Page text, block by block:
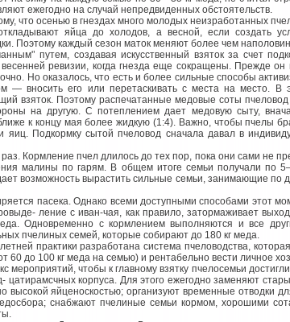
ежегодно на случай непредвиденных обстоятельств.
что осенью в гнездах много молодых неизработанных
яйца до холодов, а весной, если создать
Поэтому каждый сезон маток меняют более чем
путем, создавая искусственный взяток за счет
весенней ревизии, когда гнезда еще сокращены. Прежде он
Но оказалось, что есть и более сильные способы
— вносить его или перетаскивать с места на место. В
взяток. Поэтому распечатанные медовые соты пчеловод
на другую. С потеплением дает медовую сыту,
к концу мая более жидкую (1:4). Важно, чтобы пчелы
яиц. Подкормку сытой пчеловод сначала давал в
Кормление пчел длилось до тех пор, пока они сами не
малины по гарям. В общем итоге семьи получали по
возможность вырастить сильные семьи, занимающие по
пасека. Однако всеми доступными способами этот
ление с иван-чая, как правило, затормаживает
Одновременно с кормлением выполняются и все
пчелиных семей, которые собирают до 180 кг меда.
практики разработана система пчеловодства,
60 до 100 кг меда на семью) и рентабельно вести личное
мероприятий, чтобы к главному взятку пчелосемьи
цатирамсчных корпуса. Для этого ежегодно заменяют
высокой яйценоскостью; организуют временные отводки
снабжают пчелиные семьи кормом, хорошими